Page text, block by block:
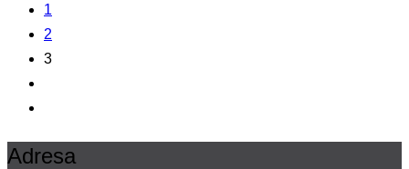
1
2
3
Adresa